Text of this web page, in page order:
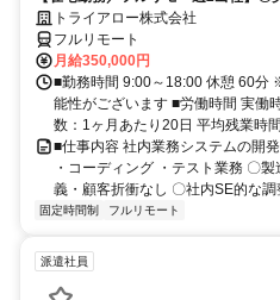
〇業務用端末貸与あり
トライアロー株式会社
フルリモート
月給350,000円
■勤務時間 9:00～18:00 休憩 60分
能性がございます ■労働時間 実働
数：1ヶ月あたり20日 平均残業時
■仕事内容 社内業務システムの開
・コーディング ・テスト業務 〇
義・顧客折衝なし 〇社内SE的な調
固定時間制 フルリモート
派遣社員